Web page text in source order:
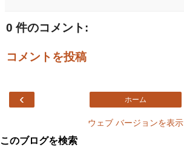
0 件のコメント:
コメントを投稿
‹ ホーム
ウェブ バージョンを表示
このブログを検索